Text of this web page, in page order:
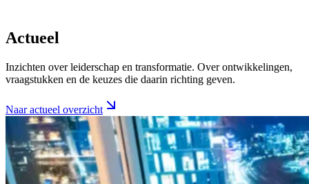
Actueel
Inzichten over leiderschap en transformatie. Over ontwikkelingen,
vraagstukken en de keuzes die daarin richting geven.
Naar actueel overzicht